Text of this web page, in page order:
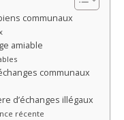
communaux
amiable
communaux
d’échanges illégaux
récente